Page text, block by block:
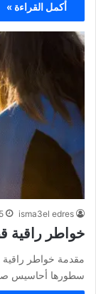
أكمل القراءة »
isma3el edres
خواطر راقية
مقدمة خواطر
سطورها أحاسيس